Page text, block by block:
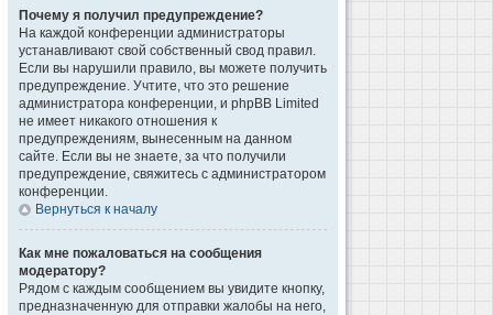
Почему я получил предупреждение?
На каждой конференции администраторы
устанавливают свой собственный свод правил.
Если вы нарушили правило, вы можете получить
предупреждение. Учтите, что это решение
администратора конференции, и phpBB Limited
не имеет никакого отношения к
предупреждениям, вынесенным на данном
сайте. Если вы не знаете, за что получили
предупреждение, свяжитесь с администратором
конференции.
Вернуться к началу
Как мне пожаловаться на сообщения
модератору?
Рядом с каждым сообщением вы увидите кнопку,
предназначенную для отправки жалобы на него,